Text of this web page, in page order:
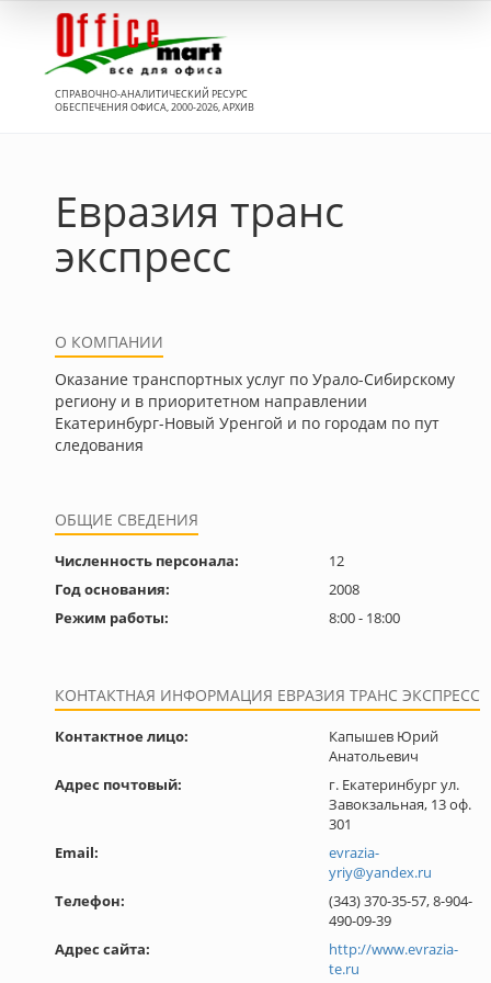
СПРАВОЧНО-АНАЛИТИЧЕСКИЙ РЕСУРС
ОБЕСПЕЧЕНИЯ ОФИСА, 2000-2026, АРХИВ
Евразия транс
экспресс
О КОМПАНИИ
Оказание транспортных услуг по Урало-Сибирскому
региону и в приоритетном направлении
Екатеринбург-Новый Уренгой и по городам по пут
следования
ОБЩИЕ СВЕДЕНИЯ
Численность персонала:
12
Год основания:
2008
Режим работы:
8:00 - 18:00
КОНТАКТНАЯ ИНФОРМАЦИЯ ЕВРАЗИЯ ТРАНС ЭКСПРЕСС
Контактное лицо:
Капышев Юрий
Анатольевич
Адрес почтовый:
г. Екатеринбург ул.
Завокзальная, 13 оф.
301
Email:
evrazia-
yriy@yandex.ru
Телефон:
(343) 370-35-57, 8-904-
490-09-39
Адрес сайта:
http://www.evrazia-
te.ru